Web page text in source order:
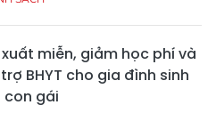
miễn, giảm học phí và
BHYT cho gia đình sinh
con gái